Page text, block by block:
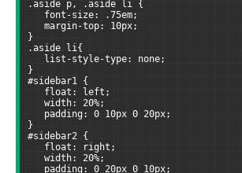
.aside p, .aside li {
font-size: .75em;
margin-top: 10px;
}
.aside li{
list-style-type: none;
}
#sidebar1 {
float: left;
width: 20%;
padding: 0 10px 0 20px;
}
#sidebar2 {
float: right;
width: 20%;
padding: 0 20px 0 10px;